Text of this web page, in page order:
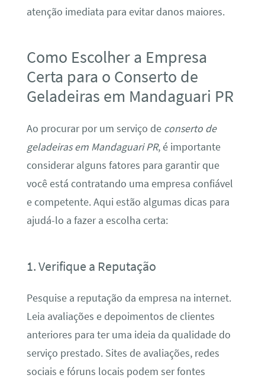
atenção imediata para evitar danos maiores.
Como Escolher a Empresa
Certa para o Conserto de
Geladeiras em Mandaguari PR
Ao procurar por um serviço de conserto de
geladeiras em Mandaguari PR, é importante
considerar alguns fatores para garantir que
você está contratando uma empresa confiável
e competente. Aqui estão algumas dicas para
ajudá-lo a fazer a escolha certa:
1. Verifique a Reputação
Pesquise a reputação da empresa na internet.
Leia avaliações e depoimentos de clientes
anteriores para ter uma ideia da qualidade do
serviço prestado. Sites de avaliações, redes
sociais e fóruns locais podem ser fontes